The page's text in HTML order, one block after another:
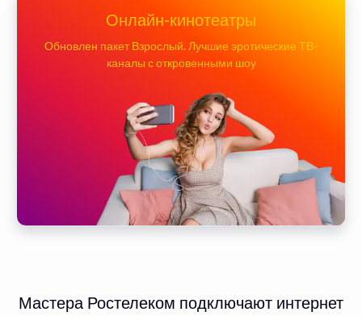
Онлайн-кинотеатры
Обновлен пакет Взрослый. Лучшие эротические ТВ-
каналы с откровенными шоу
Мастера Ростелеком подключают интернет